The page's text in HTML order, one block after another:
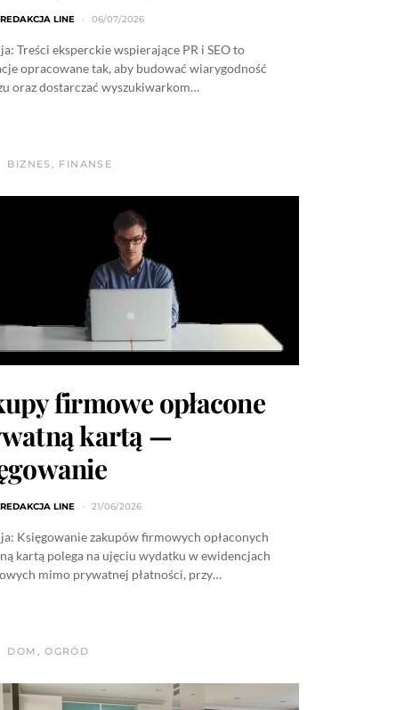
REDAKCJA LINE 06/07/2026
Treści eksperckie wspierające PR i SEO to
opracowane tak, aby budować wiarygodność
oraz dostarczać wyszukiwarkom…
BIZNES, FINANSE
firmowe opłacone
kartą —
REDAKCJA LINE 21/06/2026
Księgowanie zakupów firmowych opłaconych
kartą polega na ujęciu wydatku w ewidencjach
mimo prywatnej płatności, przy…
DOM, OGRÓD